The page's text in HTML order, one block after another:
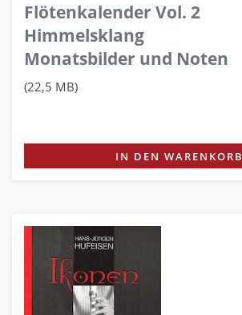
Flötenkalender Vol. 2
Himmelsklang
Monatsbilder und Noten
(22,5 MB)
IN DEN WARENKORB